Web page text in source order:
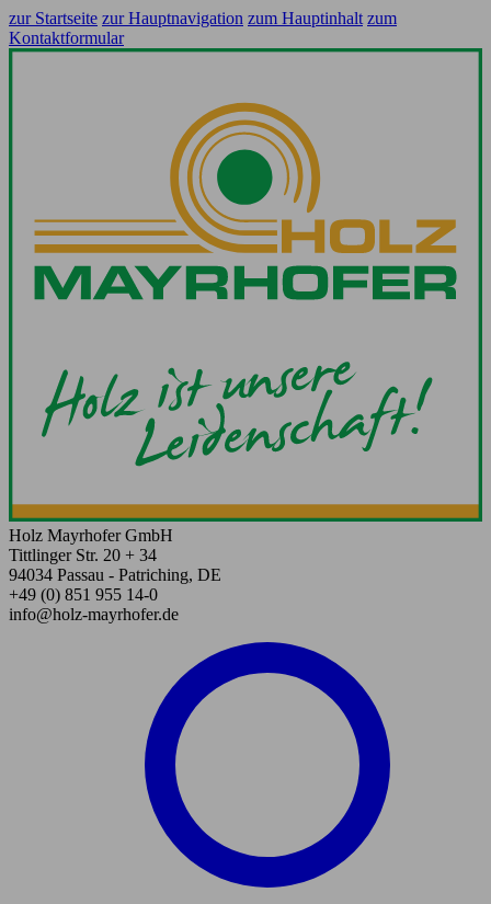
zur Startseite zur Hauptnavigation zum Hauptinhalt zum
Kontaktformular
Holz Mayrhofer GmbH
Tittlinger Str. 20 + 34
94034 Passau - Patriching, DE
+49 (0) 851 955 14-0
info@holz-mayrhofer.de